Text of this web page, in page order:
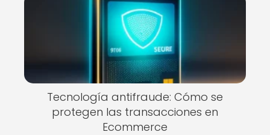
Tecnología antifraude: Cómo se
protegen las transacciones en
Ecommerce